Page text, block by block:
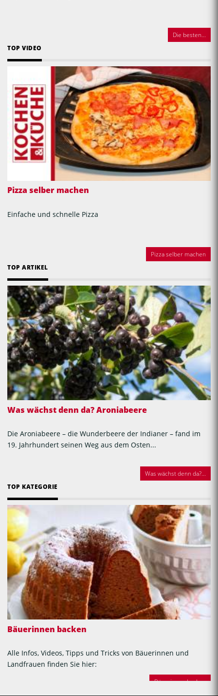
Die besten...
TOP VIDEO
Pizza selber machen
Einfache und schnelle Pizza
Pizza selber machen
TOP ARTIKEL
Was wächst denn da? Aroniabeere
Die Aroniabeere – die Wunderbeere der Indianer – fand im
19. Jahrhundert seinen Weg aus dem Osten...
Was wächst denn da?...
TOP KATEGORIE
Bäuerinnen backen
Alle Infos, Videos, Tipps und Tricks von Bäuerinnen und
Landfrauen finden Sie hier:
Bäuerinnen backen